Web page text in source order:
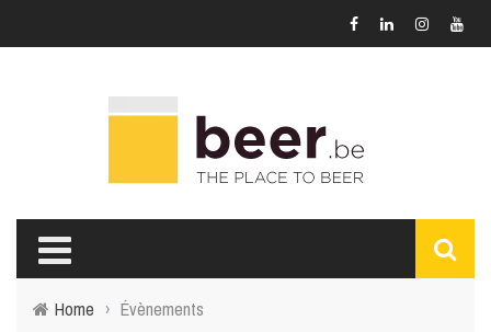
Home › Évènements